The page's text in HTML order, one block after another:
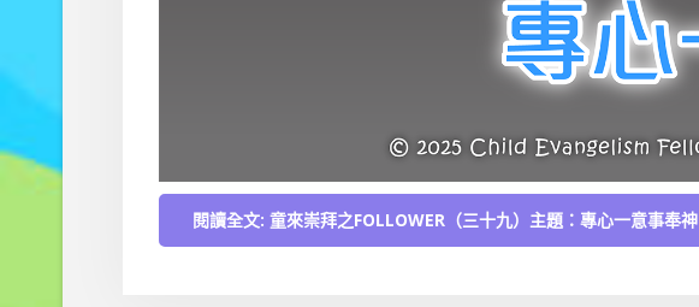
閱讀全文: 童來崇拜之FOLLOWER（三十九）主題：專心一意事奉神